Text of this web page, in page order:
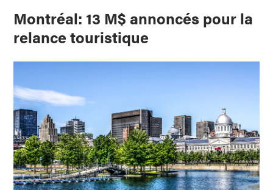
Montréal: 13 M$ annoncés pour la
relance touristique